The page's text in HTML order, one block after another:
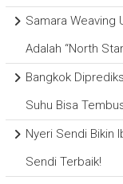
Samara Weaving
Adalah “North
Bangkok
Suhu Bisa
Nyeri Sendi Bikin
Sendi Terbaik!